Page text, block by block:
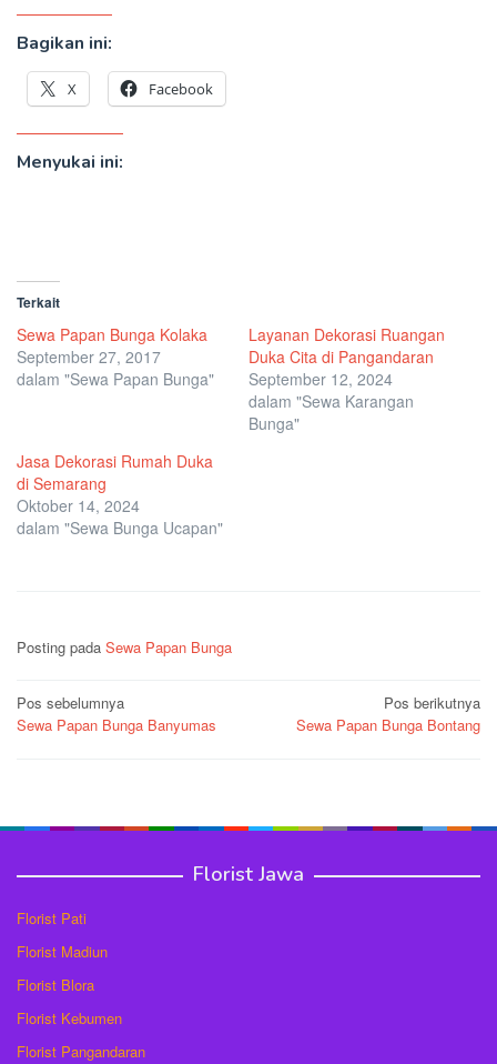
Bagikan ini:
X Facebook
Menyukai ini:
Terkait
Sewa Papan Bunga Kolaka
September 27, 2017
dalam "Sewa Papan Bunga"
Layanan Dekorasi Ruangan
Duka Cita di Pangandaran
September 12, 2024
dalam "Sewa Karangan
Bunga"
Jasa Dekorasi Rumah Duka
di Semarang
Oktober 14, 2024
dalam "Sewa Bunga Ucapan"
Posting pada Sewa Papan Bunga
Navigasi
pos
Pos sebelumnya
Sewa Papan Bunga Banyumas
Pos berikutnya
Sewa Papan Bunga Bontang
Florist Jawa
Florist Pati
Florist Madiun
Florist Blora
Florist Kebumen
Florist Pangandaran